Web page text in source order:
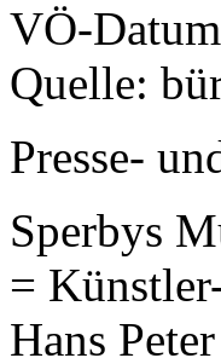
VÖ-
Quelle:
Presse-
Sperbys
=
Hans